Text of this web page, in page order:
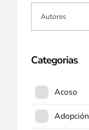
Categorias
Acoso
Adopción